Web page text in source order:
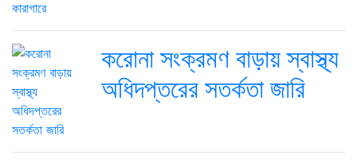
করোনা সংক্রমণ বাড়ায় স্বাস্থ্য
অধিদপ্তরের সতর্কতা জারি